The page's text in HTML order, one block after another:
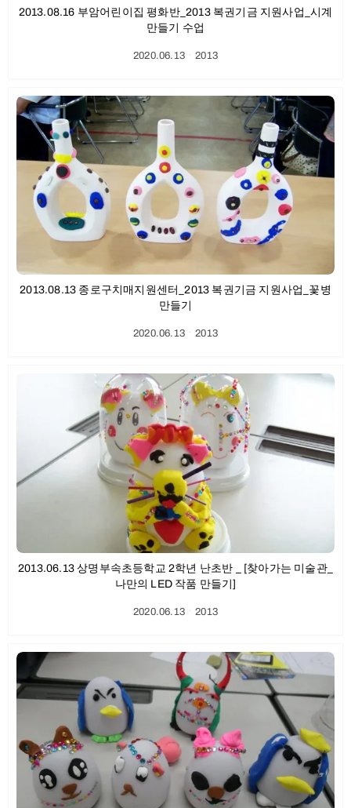
2013.08.16 부암어린이집 평화반_2013 복권기금 지원사업_시계
만들기 수업
2020.06.13ㆍ2013
2013.08.13 종로구치매지원센터_2013 복권기금 지원사업_꽃병
만들기
2020.06.13ㆍ2013
2013.06.13 상명부속초등학교 2학년 난초반 _ [찾아가는 미술관_
나만의 LED 작품 만들기]
2020.06.13ㆍ2013